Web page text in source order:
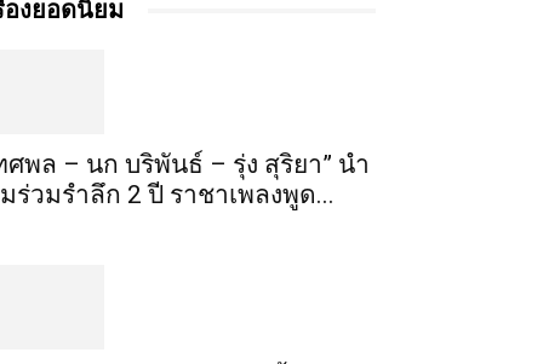
องยอดนิยม
ศพล – นก บริพันธ์ – รุ่ง สุริยา” นำ
ร่วมรำลึก 2 ปี ราชาเพลงพูด...